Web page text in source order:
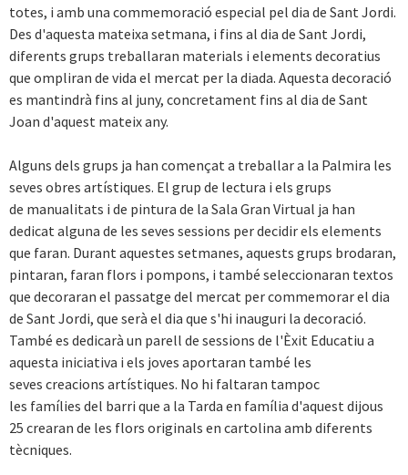
totes, i amb una commemoració especial pel dia de Sant Jordi.
Des d'aquesta mateixa setmana, i fins al dia de Sant Jordi,
diferents grups treballaran materials i elements decoratius
que ompliran de vida el mercat per la diada. Aquesta decoració
es mantindrà fins al juny, concretament fins al dia de Sant
Joan d'aquest mateix any.
Alguns dels grups ja han començat a treballar a la Palmira les
seves obres artístiques. El grup de lectura i els grups
de manualitats i de pintura de la Sala Gran Virtual ja han
dedicat alguna de les seves sessions per decidir els elements
que faran. Durant aquestes setmanes, aquests grups brodaran,
pintaran, faran flors i pompons, i també seleccionaran textos
que decoraran el passatge del mercat per commemorar el dia
de Sant Jordi, que serà el dia que s'hi inauguri la decoració.
També es dedicarà un parell de sessions de l'Èxit Educatiu a
aquesta iniciativa i els joves aportaran també les
seves creacions artístiques. No hi faltaran tampoc
les famílies del barri que a la Tarda en família d'aquest dijous
25 crearan de les flors originals en cartolina amb diferents
tècniques.